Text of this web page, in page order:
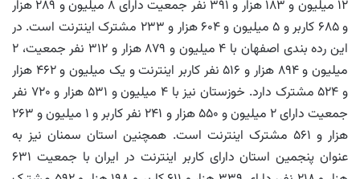
۱۲ میلیون و ۱۸۳ هزار و ۳۹۱ نفر جمعیت دارای ۸ میلیون و ۲۸۹ هزار
و ۶۸۵ کاربر و ۵ میلیون و ۶۰۴ هزار و ۲۳۳ مشترک اینترنت است. در
این رده بندی اصفهان با ۴ میلیون و ۸۷۹ هزار و ۳۱۲ نفر جمعیت، ۲
میلیون و ۸۹۴ هزار و ۵۱۶ نفر کاربر اینترنت و یک میلیون و ۴۶۲ هزار
و ۵۲۴ مشترک دارد. خوزستان نیز با ۴ میلیون و ۵۳۱ هزار و ۷۲۰ نفر
جمعیت دارای ۲ میلیون و ۵۵۰ هزار و ۲۴۱ نفر کاربر و ۱ میلیون و ۲۶۳
هزار و ۵۶۱ مشترک اینترنت است. همچنین استان سمنان نیز به
عنوان پنجمین استان دارای کاربر اینترنت در ایران با جمعیت ۶۳۱